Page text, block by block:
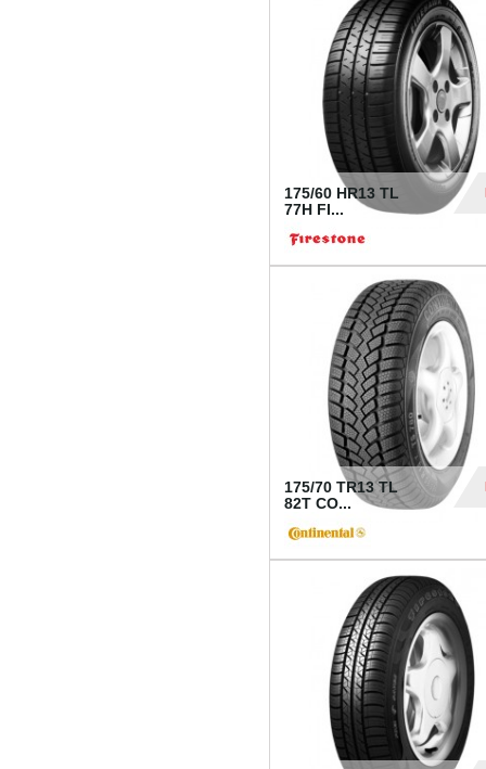
175/60 HR13 TL
77H FI...
175/70 TR13 TL
82T CO...